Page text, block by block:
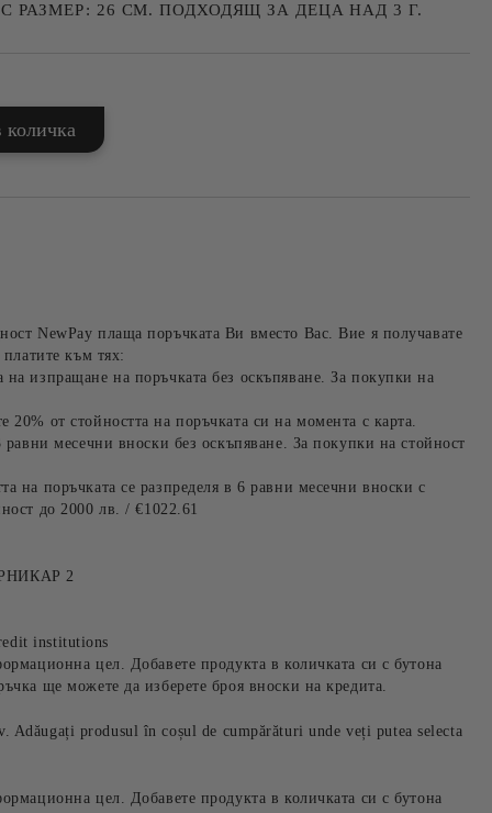
РАЗМЕР: 26 СМ. ПОДХОДЯЩ ЗА ДЕЦА НАД 3 Г.
NewPay плаща поръчката Ви вместо Вас. Вие я получавате
към тях:
изпращане на поръчката без оскъпяване. За покупки на
от стойността на поръчката си на момента с карта.
равни месечни вноски без оскъпяване. За покупки на стойност
на поръчката се разпределя в 6 равни месечни вноски с
до 2000 лв. / €1022.61
2
institutions
цел. Добавете продукта в количката си с бутона
ще можете да изберете броя вноски на кредита.
Adăugați produsul în coșul de cumpărături unde veți putea selecta
цел. Добавете продукта в количката си с бутона